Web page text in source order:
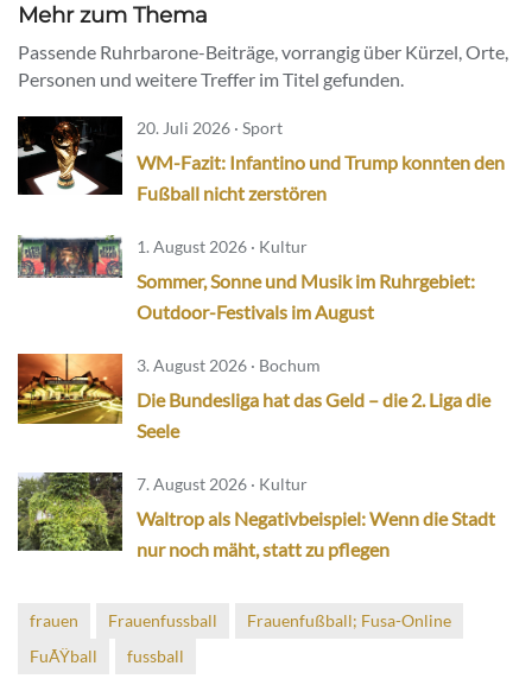
Mehr zum Thema
Passende Ruhrbarone-Beiträge, vorrangig über Kürzel, Orte,
Personen und weitere Treffer im Titel gefunden.
20. Juli 2026 · Sport
WM-Fazit: Infantino und Trump konnten den
Fußball nicht zerstören
1. August 2026 · Kultur
Sommer, Sonne und Musik im Ruhrgebiet:
Outdoor-Festivals im August
3. August 2026 · Bochum
Die Bundesliga hat das Geld – die 2. Liga die
Seele
7. August 2026 · Kultur
Waltrop als Negativbeispiel: Wenn die Stadt
nur noch mäht, statt zu pflegen
frauen Frauenfussball
Frauenfußball; Fusa-Online
FuÃŸball
fussball